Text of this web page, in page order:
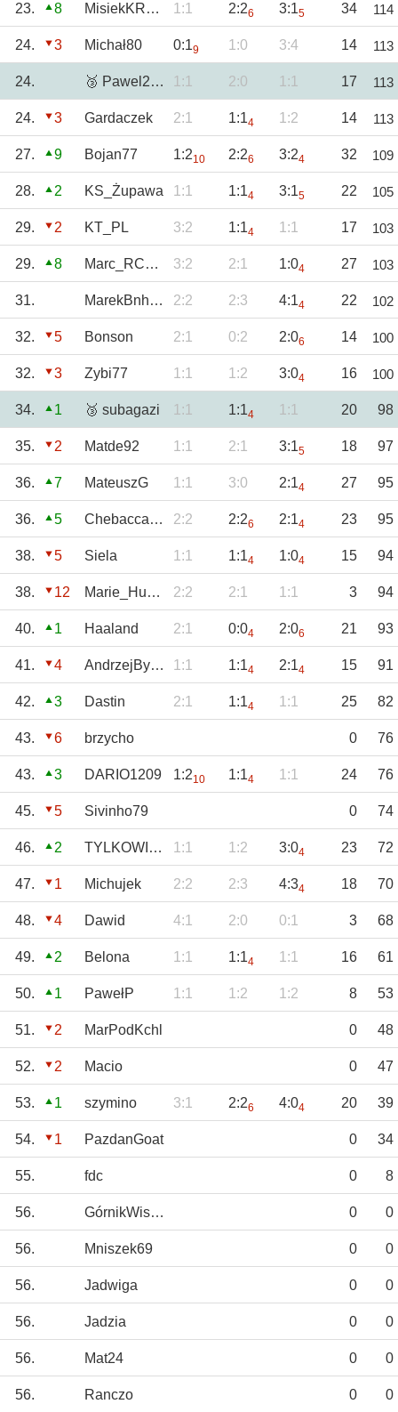
23. 8 MisiekKRKNH 1:1 2:26 3:15 34 114
24. 3 Michał80 0:19 1:0 3:4 14 113
24. 🥉 Pawel2602 1:1 2:0 1:1 17 113
24. 3 Gardaczek 2:1 1:14 1:2 14 113
27. 9 Bojan77 1:210 2:26 3:24 32 109
28. 2 KS_Żupawa 1:1 1:14 3:15 22 105
29. 2 KT_PL 3:2 1:14 1:1 17 103
29. 8 Marc_RC1920 3:2 2:1 1:04 27 103
31. MarekBnh85 2:2 2:3 4:14 22 102
32. 5 Bonson 2:1 0:2 2:06 14 100
32. 3 Zybi77 1:1 1:2 3:04 16 100
34. 1 🥉 subagazi 1:1 1:14 1:1 20 98
35. 2 Matde92 1:1 2:1 3:15 18 97
36. 7 MateuszG 1:1 3:0 2:14 27 95
36. 5 Chebacca2021 2:2 2:26 2:14 23 95
38. 5 Siela 1:1 1:14 1:04 15 94
38. 12 Marie_Huanna 2:2 2:1 1:1 3 94
40. 1 Haaland 2:1 0:04 2:06 21 93
41. 4 AndrzejBystrzyc 1:1 1:14 2:14 15 91
42. 3 Dastin 2:1 1:14 1:1 25 82
43. 6 brzycho 0 76
43. 3 DARIO1209 1:210 1:14 1:1 24 76
45. 5 Sivinho79 0 74
46. 2 TYLKOWISŁA_TS 1:1 1:2 3:04 23 72
47. 1 Michujek 2:2 2:3 4:34 18 70
48. 4 Dawid 4:1 2:0 0:1 3 68
49. 2 Belona 1:1 1:14 1:1 16 61
50. 1 PawełP 1:1 1:2 1:2 8 53
51. 2 MarPodKchl 0 48
52. 2 Macio 0 47
53. 1 szymino 3:1 2:26 4:04 20 39
54. 1 PazdanGoat 0 34
55. fdc 0 8
56. GórnikWisłoka 0 0
56. Mniszek69 0 0
56. Jadwiga 0 0
56. Jadzia 0 0
56. Mat24 0 0
56. Ranczo 0 0